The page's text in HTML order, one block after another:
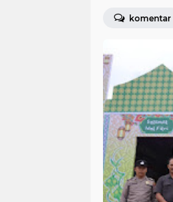
komentar